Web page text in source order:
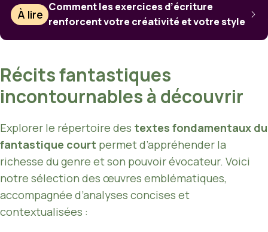
À lire
Comment les exercices d’écriture
renforcent votre créativité et votre style
Récits fantastiques
incontournables à découvrir
Explorer le répertoire des textes fondamentaux du
fantastique court permet d’appréhender la
richesse du genre et son pouvoir évocateur. Voici
notre sélection des œuvres emblématiques,
accompagnée d’analyses concises et
contextualisées :